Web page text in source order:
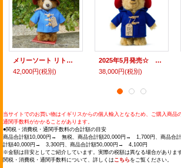
メリーソート リトルパディントン ムービーエディション 23cm 42番
42,000円(税別)
2025年5月発売☆ メリーソート リトルパディントン クラシックエディション 20cm
38,000円(税別)
当サイトでのお買い物はイギリスからの個人輸入となるため、ご購入商品
通関手数料がかかることがあります。
●関税・消費税・通関手数料の合計額の目安
商品合計額10,000円→ 無税、商品合計額20,000円→ 1,700円、商品合
計額40,000円→ 3,300円、商品合計額50,000円→ 4,100円
※金額は目安としてご紹介しています。実際の税額は異なる場合がありま
関税・消費税・通関手数料について、詳しくは こちら をご覧ください。